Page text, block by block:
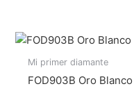
Mi primer diamante
FOD903B Oro